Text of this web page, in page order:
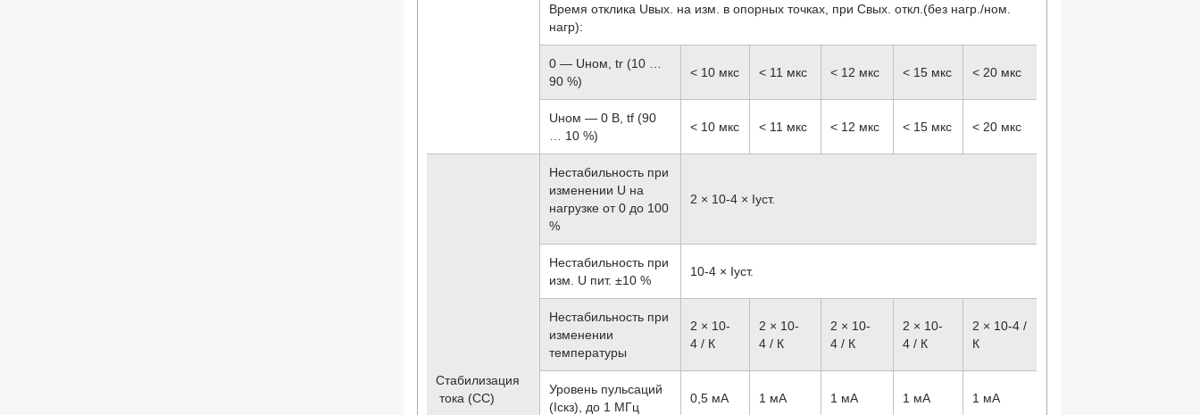
Время отклика Uвых. на изм. в опорных точках, при Cвых. откл.(без нагр./ном.
нагр):
0 — Uном, tr (10 …
90 %)
< 10 мкс < 11 мкс < 12 мкс < 15 мкс < 20 мкс
Uном — 0 В, tf (90
… 10 %)
< 10 мкс < 11 мкс < 12 мкс < 15 мкс < 20 мкс
Стабилизация
тока (CC)
Нестабильность при
изменении U на
нагрузке от 0 до 100
%
2 × 10-4 × Iуст.
Нестабильность при
изм. U пит. ±10 %
10-4 × Iуст.
Нестабильность при
изменении
температуры
2 × 10-
4 / К
2 × 10-
4 / К
2 × 10-
4 / К
2 × 10-
4 / К
2 × 10-4 /
К
Уровень пульсаций
(Iскз), до 1 МГц
0,5 мА 1 мА 1 мА 1 мА 1 мА